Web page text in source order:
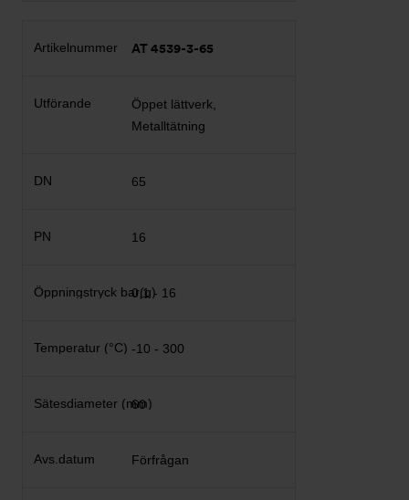
AT 4539-3-65
Öppet lättverk,
Metalltätning
65
16
0,1 - 16
-10 - 300
60
Förfrågan